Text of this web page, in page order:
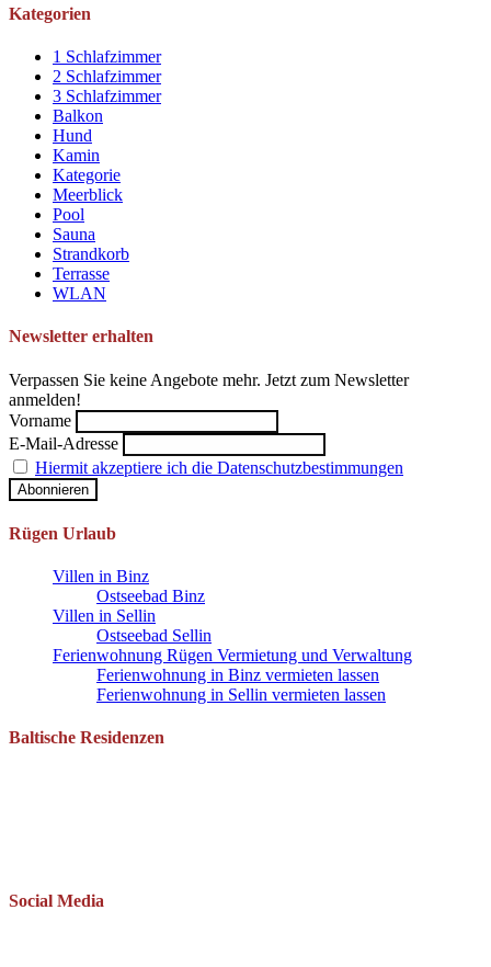
Kategorien
1 Schlafzimmer
2 Schlafzimmer
3 Schlafzimmer
Balkon
Hund
Kamin
Kategorie
Meerblick
Pool
Sauna
Strandkorb
Terrasse
WLAN
Newsletter erhalten
Verpassen Sie keine Angebote mehr. Jetzt zum Newsletter
anmelden!
Vorname
E-Mail-Adresse
Hiermit akzeptiere ich die Datenschutzbestimmungen
Rügen Urlaub
Villen in Binz
Ostseebad Binz
Villen in Sellin
Ostseebad Sellin
Ferienwohnung Rügen Vermietung und Verwaltung
Ferienwohnung in Binz vermieten lassen
Ferienwohnung in Sellin vermieten lassen
Baltische Residenzen
Social Media